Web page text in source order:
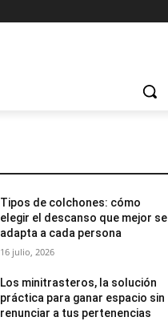
Tipos de colchones: cómo
elegir el descanso que mejor se
adapta a cada persona
16 julio, 2026
Los minitrasteros, la solución
práctica para ganar espacio sin
renunciar a tus pertenencias